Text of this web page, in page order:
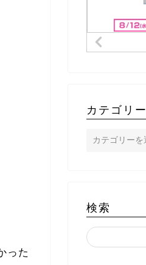
った
カテゴリー
検索